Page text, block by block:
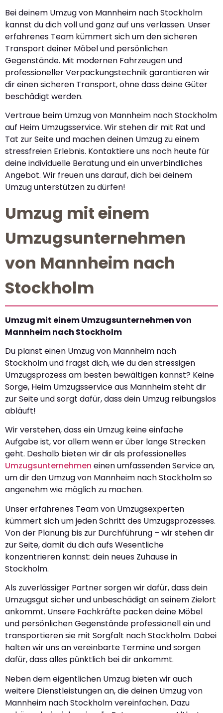
Bei deinem Umzug von Mannheim nach Stockholm
kannst du dich voll und ganz auf uns verlassen. Unser
erfahrenes Team kümmert sich um den sicheren
Transport deiner Möbel und persönlichen
Gegenstände. Mit modernen Fahrzeugen und
professioneller Verpackungstechnik garantieren wir
dir einen sicheren Transport, ohne dass deine Güter
beschädigt werden.
Vertraue beim Umzug von Mannheim nach Stockholm
auf Heim Umzugsservice. Wir stehen dir mit Rat und
Tat zur Seite und machen deinen Umzug zu einem
stressfreien Erlebnis. Kontaktiere uns noch heute für
deine individuelle Beratung und ein unverbindliches
Angebot. Wir freuen uns darauf, dich bei deinem
Umzug unterstützen zu dürfen!
Umzug mit einem
Umzugsunternehmen
von Mannheim nach
Stockholm
Umzug mit einem Umzugsunternehmen von
Mannheim nach Stockholm
Du planst einen Umzug von Mannheim nach
Stockholm und fragst dich, wie du den stressigen
Umzugsprozess am besten bewältigen kannst? Keine
Sorge, Heim Umzugsservice aus Mannheim steht dir
zur Seite und sorgt dafür, dass dein Umzug reibungslos
abläuft!
Wir verstehen, dass ein Umzug keine einfache
Aufgabe ist, vor allem wenn er über lange Strecken
geht. Deshalb bieten wir dir als professionelles
Umzugsunternehmen einen umfassenden Service an,
um dir den Umzug von Mannheim nach Stockholm so
angenehm wie möglich zu machen.
Unser erfahrenes Team von Umzugsexperten
kümmert sich um jeden Schritt des Umzugsprozesses.
Von der Planung bis zur Durchführung – wir stehen dir
zur Seite, damit du dich aufs Wesentliche
konzentrieren kannst: dein neues Zuhause in
Stockholm.
Als zuverlässiger Partner sorgen wir dafür, dass dein
Umzugsgut sicher und unbeschädigt an seinem Zielort
ankommt. Unsere Fachkräfte packen deine Möbel
und persönlichen Gegenstände professionell ein und
transportieren sie mit Sorgfalt nach Stockholm. Dabei
halten wir uns an vereinbarte Termine und sorgen
dafür, dass alles pünktlich bei dir ankommt.
Neben dem eigentlichen Umzug bieten wir auch
weitere Dienstleistungen an, die deinen Umzug von
Mannheim nach Stockholm vereinfachen. Dazu